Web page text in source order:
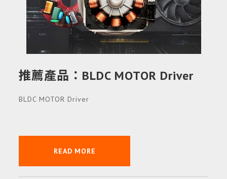
推薦產品：BLDC MOTOR Driver
BLDC MOTOR Driver
READ MORE